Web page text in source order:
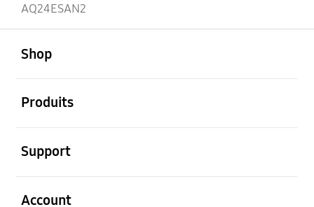
AQ24ESAN2
Shop
Produits
Support
Account